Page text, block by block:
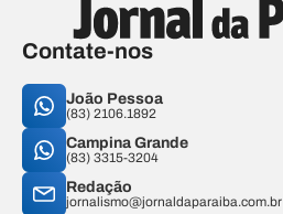
Contate-nos
João Pessoa
(83) 2106.1892
Campina Grande
(83) 3315-3204
Redação
jornalismo@jornaldaparaiba.com.br